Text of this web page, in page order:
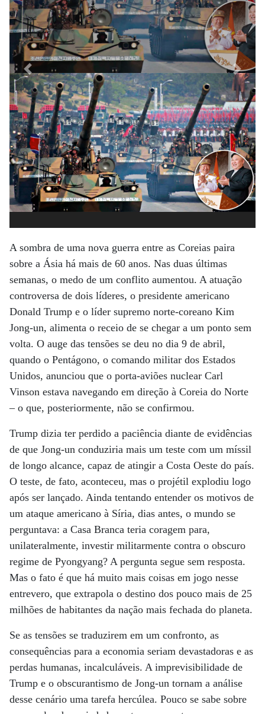
país, um dia depois das ameaças americanas
Previous Next
A sombra de uma nova guerra entre as Coreias paira
sobre a Ásia há mais de 60 anos. Nas duas últimas
semanas, o medo de um conflito aumentou. A atuação
controversa de dois líderes, o presidente americano
Donald Trump e o líder supremo norte-coreano Kim
Jong-un, alimenta o receio de se chegar a um ponto sem
volta. O auge das tensões se deu no dia 9 de abril,
quando o Pentágono, o comando militar dos Estados
Unidos, anunciou que o porta-aviões nuclear Carl
Vinson estava navegando em direção à Coreia do Norte
– o que, posteriormente, não se confirmou.
Trump dizia ter perdido a paciência diante de evidências
de que Jong-un conduziria mais um teste com um míssil
de longo alcance, capaz de atingir a Costa Oeste do país.
O teste, de fato, aconteceu, mas o projétil explodiu logo
após ser lançado. Ainda tentando entender os motivos de
um ataque americano à Síria, dias antes, o mundo se
perguntava: a Casa Branca teria coragem para,
unilateralmente, investir militarmente contra o obscuro
regime de Pyongyang? A pergunta segue sem resposta.
Mas o fato é que há muito mais coisas em jogo nesse
entrevero, que extrapola o destino dos pouco mais de 25
milhões de habitantes da nação mais fechada do planeta.
Se as tensões se traduzirem em um confronto, as
consequências para a economia seriam devastadoras e as
perdas humanas, incalculáveis. A imprevisibilidade de
Trump e o obscurantismo de Jong-un tornam a análise
desse cenário uma tarefa hercúlea. Pouco se sabe sobre